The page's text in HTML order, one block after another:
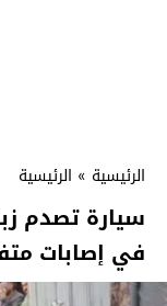
الرئيسية » الرئيسية
سيارة تصدم
في إصابات